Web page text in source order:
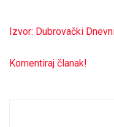
Izvor: Dubrovački
Komentiraj članak!